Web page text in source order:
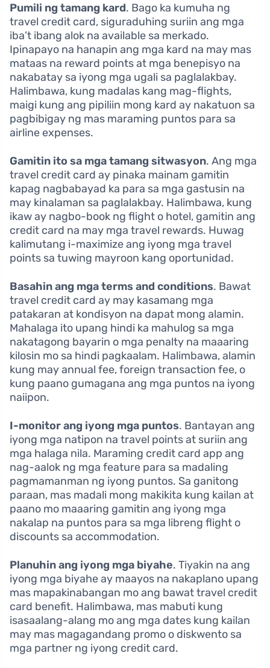
Pumili ng tamang kard. Bago ka kumuha ng
travel credit card, siguraduhing suriin ang mga
iba’t ibang alok na available sa merkado.
Ipinapayo na hanapin ang mga kard na may mas
mataas na reward points at mga benepisyo na
nakabatay sa iyong mga ugali sa paglalakbay.
Halimbawa, kung madalas kang mag-flights,
maigi kung ang pipiliin mong kard ay nakatuon sa
pagbibigay ng mas maraming puntos para sa
airline expenses.
Gamitin ito sa mga tamang sitwasyon. Ang mga
travel credit card ay pinaka mainam gamitin
kapag nagbabayad ka para sa mga gastusin na
may kinalaman sa paglalakbay. Halimbawa, kung
ikaw ay nagbo-book ng flight o hotel, gamitin ang
credit card na may mga travel rewards. Huwag
kalimutang i-maximize ang iyong mga travel
points sa tuwing mayroon kang oportunidad.
Basahin ang mga terms and conditions. Bawat
travel credit card ay may kasamang mga
patakaran at kondisyon na dapat mong alamin.
Mahalaga ito upang hindi ka mahulog sa mga
nakatagong bayarin o mga penalty na maaaring
kilosin mo sa hindi pagkaalam. Halimbawa, alamin
kung may annual fee, foreign transaction fee, o
kung paano gumagana ang mga puntos na iyong
naiipon.
I-monitor ang iyong mga puntos. Bantayan ang
iyong mga natipon na travel points at suriin ang
mga halaga nila. Maraming credit card app ang
nag-aalok ng mga feature para sa madaling
pagmamanman ng iyong puntos. Sa ganitong
paraan, mas madali mong makikita kung kailan at
paano mo maaaring gamitin ang iyong mga
nakalap na puntos para sa mga libreng flight o
discounts sa accommodation.
Planuhin ang iyong mga biyahe. Tiyakin na ang
iyong mga biyahe ay maayos na nakaplano upang
mas mapakinabangan mo ang bawat travel credit
card benefit. Halimbawa, mas mabuti kung
isasaalang-alang mo ang mga dates kung kailan
may mas magagandang promo o diskwento sa
mga partner ng iyong credit card.